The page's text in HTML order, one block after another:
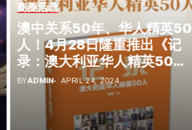
商圈活动
澳中关系50年、华人精英50
人！4月28日隆重推出《记
录：澳大利亚华人精英50
人》新书发布会
BYADMIN APRIL 24, 2024